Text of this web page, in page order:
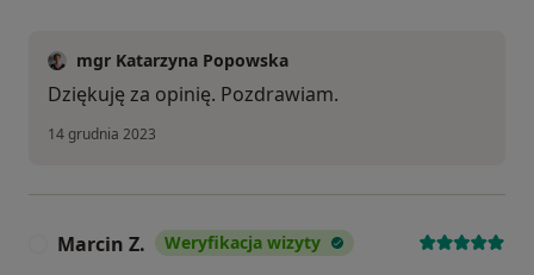
mgr Katarzyna Popowska
Dziękuję za opinię. Pozdrawiam.
14 grudnia 2023
Marcin Z. Weryfikacja wizyty